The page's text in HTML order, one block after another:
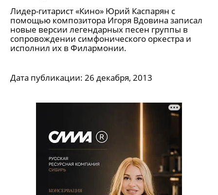
Лидер-гитарист «Кино» Юрий Каспарян с
помощью композитора Игоря Вдовина записал
новые версии легендарных песен группы в
сопровождении симфонического оркестра и
исполнил их в Филармонии.
Дата публикации: 26 декабря, 2013